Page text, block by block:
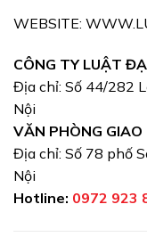
WEBSITE:
CÔNG TY LUẬT
Địa chỉ: Số 44/282
Nội
VĂN PHÒNG
Địa chỉ: Số 78 phố
Nội
Hotline: 0972 923